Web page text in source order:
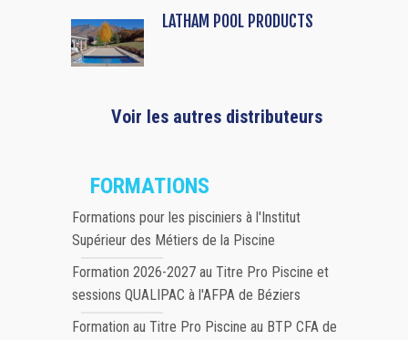
LATHAM POOL PRODUCTS
Voir les autres distributeurs
FORMATIONS
Formations pour les pisciniers à l'Institut
Supérieur des Métiers de la Piscine
Formation 2026-2027 au Titre Pro Piscine et
sessions QUALIPAC à l'AFPA de Béziers
Formation au Titre Pro Piscine au BTP CFA de